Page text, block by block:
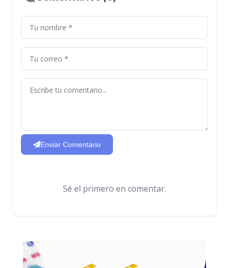
Enviar Comentario
Sé el primero en comentar.